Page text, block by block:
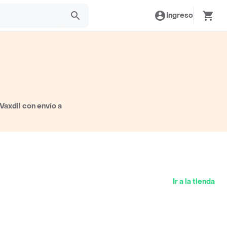
Ingreso
con envío a
Ir a la tienda